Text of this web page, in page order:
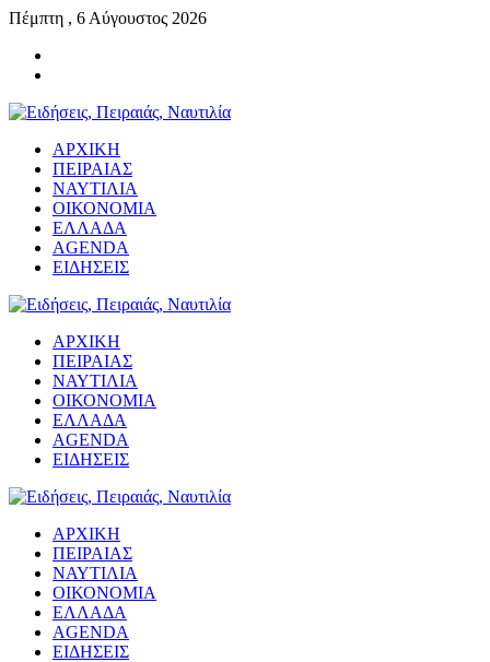
Πέμπτη , 6 Αύγουστος 2026
ΑΡΧΙΚΗ
ΠΕΙΡΑΙΑΣ
ΝΑΥΤΙΛΙΑ
ΟΙΚΟΝΟΜΙΑ
ΕΛΛΑΔΑ
AGENDA
ΕΙΔΗΣΕΙΣ
ΑΡΧΙΚΗ
ΠΕΙΡΑΙΑΣ
ΝΑΥΤΙΛΙΑ
ΟΙΚΟΝΟΜΙΑ
ΕΛΛΑΔΑ
AGENDA
ΕΙΔΗΣΕΙΣ
ΑΡΧΙΚΗ
ΠΕΙΡΑΙΑΣ
ΝΑΥΤΙΛΙΑ
ΟΙΚΟΝΟΜΙΑ
ΕΛΛΑΔΑ
AGENDA
ΕΙΔΗΣΕΙΣ